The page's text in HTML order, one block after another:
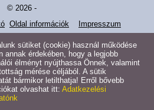
© 2026 -
Oldal információk Impresszum
sütiket (cookie) használ működése
annak érdekében, hogy a legjobb
élményt nyújthassa Önnek, valamint
mérése céljából. A sütik
bármikor letilthatja! Erről bővebb
olvashat itt: Adatkezelési